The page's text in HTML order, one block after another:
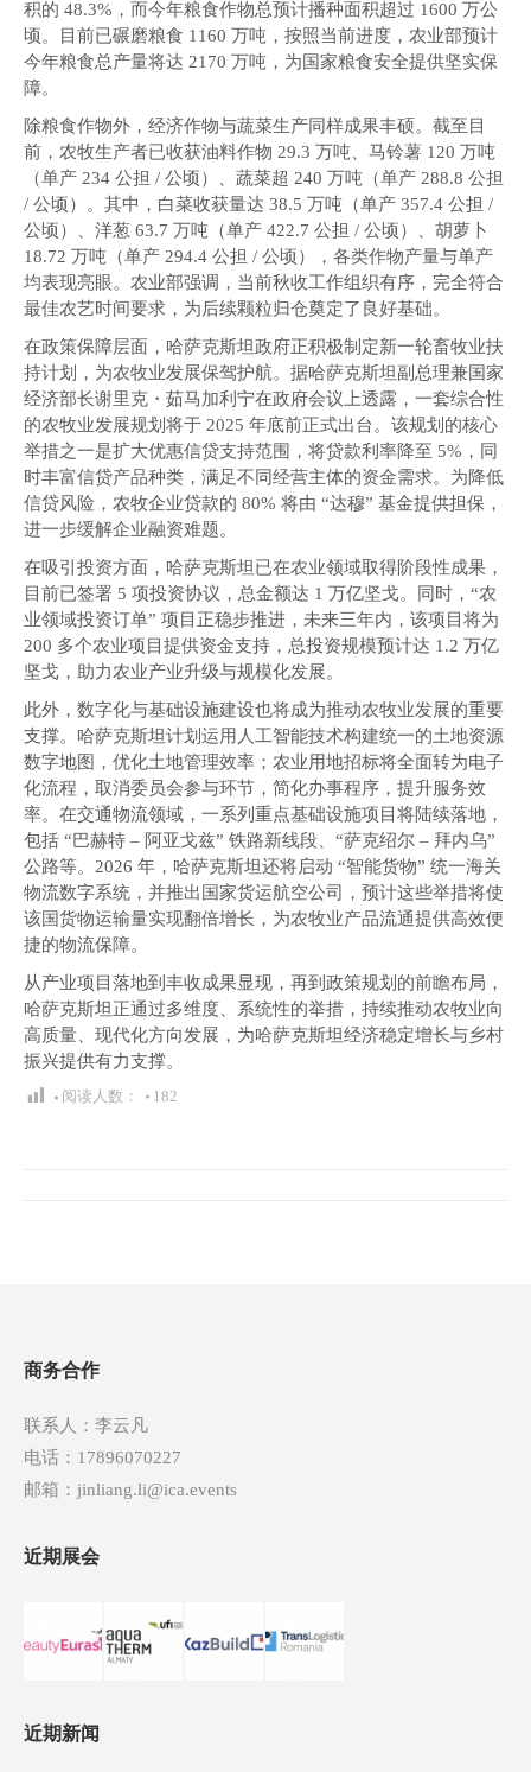
积的 48.3%，而今年粮食作物总预计播种面积超过 1600 万公
顷。目前已碾磨粮食 1160 万吨，按照当前进度，农业部预计
今年粮食总产量将达 2170 万吨，为国家粮食安全提供坚实保
障。
除粮食作物外，经济作物与蔬菜生产同样成果丰硕。截至目
前，农牧生产者已收获油料作物 29.3 万吨、马铃薯 120 万吨
（单产 234 公担 / 公顷）、蔬菜超 240 万吨（单产 288.8 公担
/ 公顷）。其中，白菜收获量达 38.5 万吨（单产 357.4 公担 /
公顷）、洋葱 63.7 万吨（单产 422.7 公担 / 公顷）、胡萝卜
18.72 万吨（单产 294.4 公担 / 公顷），各类作物产量与单产
均表现亮眼。农业部强调，当前秋收工作组织有序，完全符合
最佳农艺时间要求，为后续颗粒归仓奠定了良好基础。
在政策保障层面，哈萨克斯坦政府正积极制定新一轮畜牧业扶
持计划，为农牧业发展保驾护航。据哈萨克斯坦副总理兼国家
经济部长谢里克・茹马加利宁在政府会议上透露，一套综合性
的农牧业发展规划将于 2025 年底前正式出台。该规划的核心
举措之一是扩大优惠信贷支持范围，将贷款利率降至 5%，同
时丰富信贷产品种类，满足不同经营主体的资金需求。为降低
信贷风险，农牧企业贷款的 80% 将由 “达穆” 基金提供担保，
进一步缓解企业融资难题。
在吸引投资方面，哈萨克斯坦已在农业领域取得阶段性成果，
目前已签署 5 项投资协议，总金额达 1 万亿坚戈。同时，“农
业领域投资订单” 项目正稳步推进，未来三年内，该项目将为
200 多个农业项目提供资金支持，总投资规模预计达 1.2 万亿
坚戈，助力农业产业升级与规模化发展。
此外，数字化与基础设施建设也将成为推动农牧业发展的重要
支撑。哈萨克斯坦计划运用人工智能技术构建统一的土地资源
数字地图，优化土地管理效率；农业用地招标将全面转为电子
化流程，取消委员会参与环节，简化办事程序，提升服务效
率。在交通物流领域，一系列重点基础设施项目将陆续落地，
包括 “巴赫特 – 阿亚戈兹” 铁路新线段、“萨克绍尔 – 拜内乌”
公路等。2026 年，哈萨克斯坦还将启动 “智能货物” 统一海关
物流数字系统，并推出国家货运航空公司，预计这些举措将使
该国货物运输量实现翻倍增长，为农牧业产品流通提供高效便
捷的物流保障。
从产业项目落地到丰收成果显现，再到政策规划的前瞻布局，
哈萨克斯坦正通过多维度、系统性的举措，持续推动农牧业向
高质量、现代化方向发展，为哈萨克斯坦经济稳定增长与乡村
振兴提供有力支撑。
阅读人数： 182
航
商务合作
联系人：李云凡
电话：17896070227
邮箱：jinliang.li@ica.events
近期展会
近期新闻